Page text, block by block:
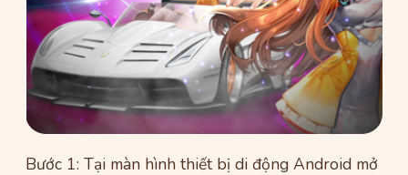
Bước 1: Tại màn hình thiết bị di động Android mở